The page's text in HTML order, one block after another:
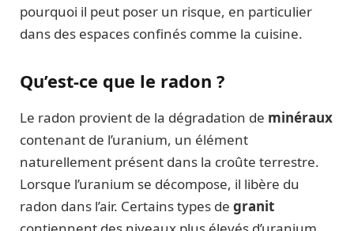
pourquoi il peut poser un risque, en particulier
dans des espaces confinés comme la cuisine.
Qu’est-ce que le radon ?
Le radon provient de la dégradation de minéraux
contenant de l’uranium, un élément
naturellement présent dans la croûte terrestre.
Lorsque l’uranium se décompose, il libère du
radon dans l’air. Certains types de granit